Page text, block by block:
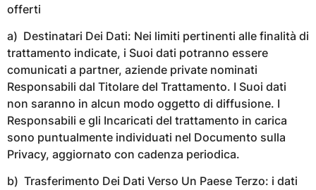
offerti
a) Destinatari Dei Dati: Nei limiti pertinenti alle finalità di
trattamento indicate, i Suoi dati potranno essere
comunicati a partner, aziende private nominati
Responsabili dal Titolare del Trattamento. I Suoi dati
non saranno in alcun modo oggetto di diffusione. I
Responsabili e gli Incaricati del trattamento in carica
sono puntualmente individuati nel Documento sulla
Privacy, aggiornato con cadenza periodica.
b) Trasferimento Dei Dati Verso Un Paese Terzo: i dati